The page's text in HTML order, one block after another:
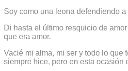
Soy como una leona defendiendo a
Di hasta el último resquicio de
que era amor.
Vacié mi alma, mi ser y todo lo que
siempre hice, pero en esta ocasión